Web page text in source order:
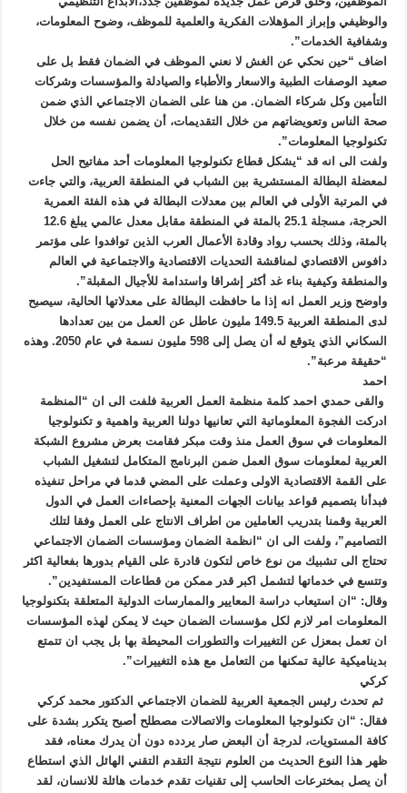
والوظيفي وإبراز المؤهلات الفكرية والعلمية للموظف، وضوح المعلومات،
وشفافية الخدمات”.
اضاف “حين نحكي عن الغش لا نعني الموظف في الضمان فقط بل على
صعيد الوصفات الطبية والاسعار والأطباء والصيادلة والمؤسسات وشركات
التأمين وكل شركاء الضمان. من هنا على الضمان الاجتماعي الذي ضمن
صحة الناس وتعويضاتهم من خلال التقديمات، أن يضمن نفسه من خلال
تكنولوجيا المعلومات”.
ولفت الى انه قد “يشكل قطاع تكنولوجيا المعلومات أحد مفاتيح الحل
لمعضلة البطالة المستشرية بين الشباب في المنطقة العربية، والتي جاءت
في المرتبة الأولى في العالم بين معدلات البطالة في هذه الفئة العمرية
الحرجة، مسجلة 25.1 بالمئة في المنطقة مقابل معدل عالمي يبلغ 12.6
بالمئة، وذلك بحسب رواد وقادة الأعمال العرب الذين توافدوا على مؤتمر
دافوس الاقتصادي لمناقشة التحديات الاقتصادية والاجتماعية في العالم
والمنطقة وكيفية بناء غد أكثر إشراقا واستدامة للأجيال المقبلة”.
واوضح وزير العمل انه إذا ما حافظت البطالة على معدلاتها الحالية، سيصبح
لدى المنطقة العربية 149.5 مليون عاطل عن العمل من بين تعدادها
السكاني الذي يتوقع له أن يصل إلى 598 مليون نسمة في عام 2050. وهذه
“حقيقة مرعبة”.
احمد
والقى حمدي احمد كلمة منظمة العمل العربية فلفت الى ان “المنظمة
ادركت الفجوة المعلوماتية التي تعانيها دولنا العربية واهمية و تكنولوجيا
المعلومات في سوق العمل منذ وقت مبكر فقامت بعرض مشروع الشبكة
العربية لمعلومات سوق العمل ضمن البرنامج المتكامل لتشغيل الشباب
على القمة الاقتصادية الاولى وعملت على المضي قدما في مراحل تنفيذه
فبدأنا بتصميم قواعد بيانات الجهات المعنية بإحصاءات العمل في الدول
العربية وقمنا بتدريب العاملين من اطراف الانتاج على العمل وفقا لتلك
التصاميم”، ولفت الى ان “انظمة الضمان ومؤسسات الضمان الاجتماعي
تحتاج الى تشبيك من نوع خاص لتكون قادرة على القيام بدورها بفعالية اكثر
وتتسع في خدماتها لتشمل اكبر قدر ممكن من قطاعات المستفيدين”.
وقال: “ان استيعاب دراسة المعايير والممارسات الدولية المتعلقة بتكنولوجيا
المعلومات امر لازم لكل مؤسسات الضمان حيث لا يمكن لهذه المؤسسات
ان تعمل بمعزل عن التغييرات والتطورات المحيطة بها بل يجب ان تتمتع
بديناميكية عالية تمكنها من التعامل مع هذه التغييرات”.
كركي
ثم تحدث رئيس الجمعية العربية للضمان الاجتماعي الدكتور محمد كركي
فقال: “ان تكنولوجيا المعلومات والاتصالات مصطلح أصبح يتكرر بشدة على
كافة المستويات، لدرجة أن البعض صار يردده دون أن يدرك معناه، فقد
ظهر هذا النوع الحديث من العلوم نتيجة التقدم التقني الهائل الذي استطاع
أن يصل بمخترعات الحاسب إلى تقنيات تقدم خدمات هائلة للانسان، لقد